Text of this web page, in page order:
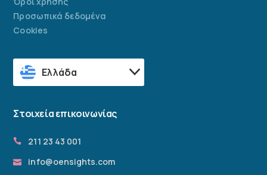
Προσωπικά δεδομένα
Cookies
Ελλάδα
Στοιχεία επικοινωνίας
211 23 43 001
info@oensights.com